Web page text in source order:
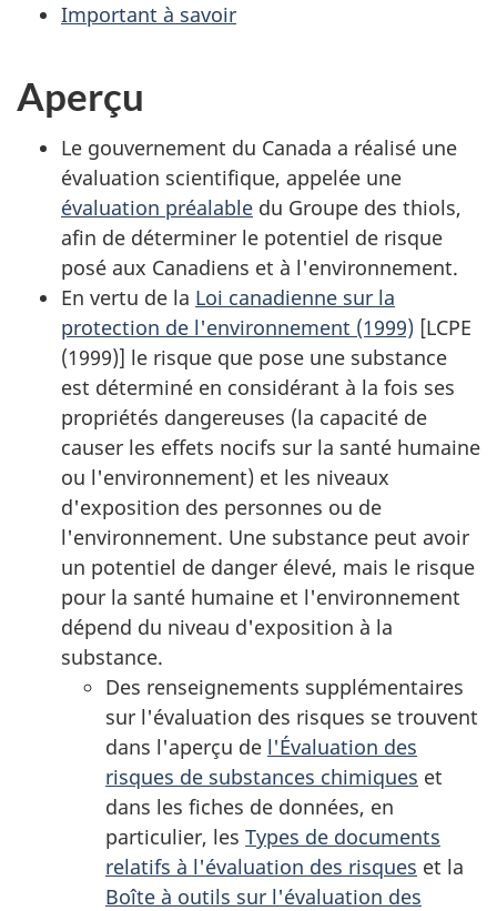
Important à savoir
Aperçu
Le gouvernement du Canada a réalisé une
évaluation scientifique, appelée une
évaluation préalable du Groupe des thiols,
afin de déterminer le potentiel de risque
posé aux Canadiens et à l'environnement.
En vertu de la Loi canadienne sur la
protection de l'environnement (1999) [LCPE
(1999)] le risque que pose une substance
est déterminé en considérant à la fois ses
propriétés dangereuses (la capacité de
causer les effets nocifs sur la santé humaine
ou l'environnement) et les niveaux
d'exposition des personnes ou de
l'environnement. Une substance peut avoir
un potentiel de danger élevé, mais le risque
pour la santé humaine et l'environnement
dépend du niveau d'exposition à la
substance.
Des renseignements supplémentaires
sur l'évaluation des risques se trouvent
dans l'aperçu de l'Évaluation des
risques de substances chimiques et
dans les fiches de données, en
particulier, les Types de documents
relatifs à l'évaluation des risques et la
Boîte à outils sur l'évaluation des